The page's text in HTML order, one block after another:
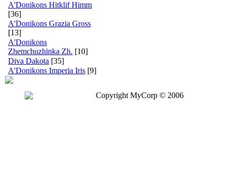
A'Donikons Hitklif Himm
[36]
A'Donikons Grazia Gross
[13]
A'Donikons
Zhemchuzhinka Zh. [10]
Diva Dakota [35]
A'Donikons Imperia Iris [9]
Copyright MyCorp © 2006